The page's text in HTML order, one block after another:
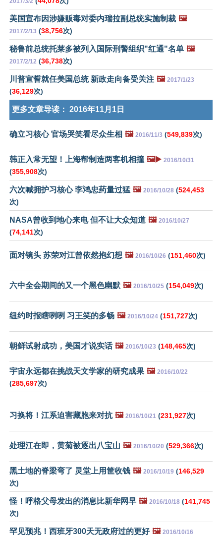
美国宣布因涉嫌贩毒对委内瑞拉副总统实施制裁 🖼️
2017/2/13 (38,756次)
秘鲁前总统托莱多被列入国际刑警组织"红通"名单 🖼️
2017/2/12 (36,738次)
川普宣誓就任美国总统 新政走向备受关注 🖼️ 2017/1/23
(36,129次)
更多文章导读： 2016年11月1日
确立习核心 官场哭笑看尽众生相 🖼️ 2016/11/3 (549,839次)
韩正入常无望！上海帮制造两客机相撞 🖼️▶️ 2016/10/31
(355,908次)
六次喊拥护习核心 李鸿忠药量过猛 🖼️ 2016/10/28 (524,453
次)
NASA曾收到地心来电 但不让大众知道 🖼️ 2016/10/27
(74,141次)
面对镜头 苏荣对江曾依然抱幻想 🖼️ 2016/10/26 (151,460次)
六中全会期间的又一个黑色幽默 🖼️ 2016/10/25 (154,049次)
纽约时报瞎咧咧 习王笑的多畅 🖼️ 2016/10/24 (151,727次)
朝鲜试射成功，美国才说实话 🖼️ 2016/10/23 (148,465次)
宇宙永远都在挑战天文学家的研究成果 🖼️ 2016/10/22
(285,697次)
习换将！江系迫害藏胞来对抗 🖼️ 2016/10/21 (231,927次)
处理江在即，黄菊被逐出八宝山 🖼️ 2016/10/20 (529,366次)
黑土地的脊梁弯了 灵堂上用筐收钱 🖼️ 2016/10/19 (146,529
次)
怪！呼格父母发出的消息比新华网早 🖼️ 2016/10/18 (141,745
次)
罕见预兆！西班牙300天无政府过的更好 🖼️ 2016/10/16